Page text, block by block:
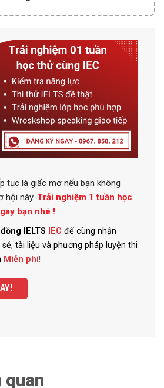
tục là giấc mơ nếu bạn không
hội này. Trải nghiệm 1 tuần học
bạn nhé !
IELTS IEC để cùng nhận
tài liệu và phương pháp luyện thi
Miễn phí!
quan